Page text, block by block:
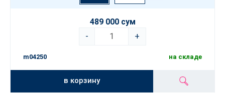
489 000 сум
-
+
m04250 на складе
в корзину